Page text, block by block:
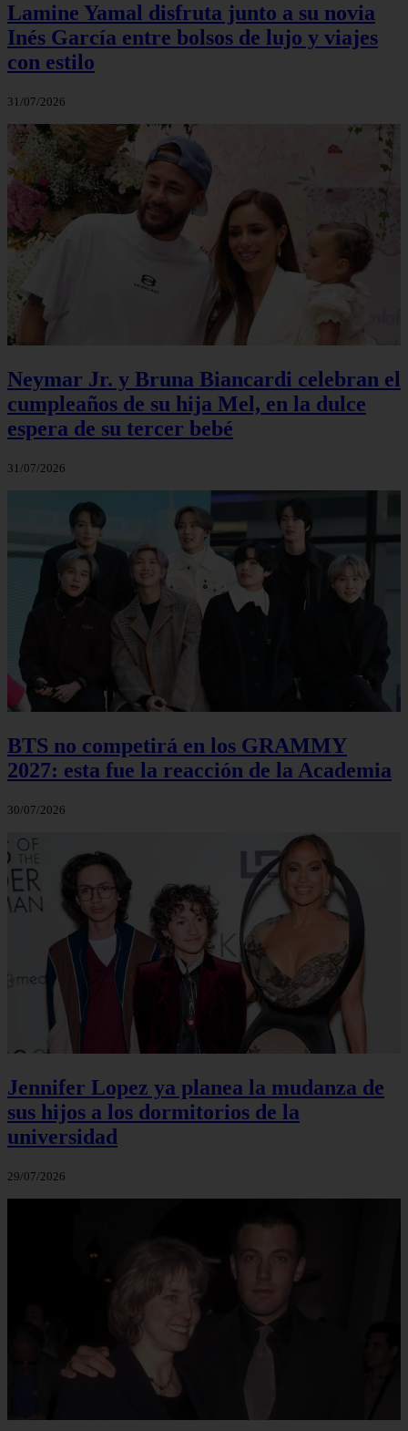
Lamine Yamal disfruta junto a su novia
Inés García entre bolsos de lujo y viajes
con estilo
31/07/2026
Neymar Jr. y Bruna Biancardi celebran el
cumpleaños de su hija Mel, en la dulce
espera de su tercer bebé
31/07/2026
BTS no competirá en los GRAMMY
2027: esta fue la reacción de la Academia
30/07/2026
Jennifer Lopez ya planea la mudanza de
sus hijos a los dormitorios de la
universidad
29/07/2026